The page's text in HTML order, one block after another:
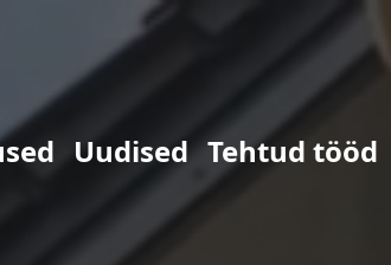
Uudised Tehtud tööd